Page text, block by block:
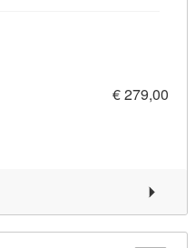
€ 279,00